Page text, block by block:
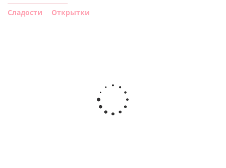
Сладости
Открытки
Сердце розовое